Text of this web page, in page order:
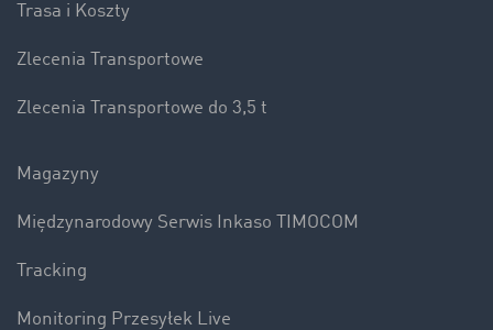
Trasa i Koszty
Zlecenia Transportowe
Zlecenia Transportowe do 3,5 t
Magazyny
Międzynarodowy Serwis Inkaso TIMOCOM
Tracking
Monitoring Przesyłek Live